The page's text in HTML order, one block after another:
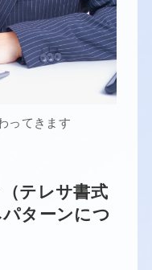
ってきます
テレサ書式
ターンにつ